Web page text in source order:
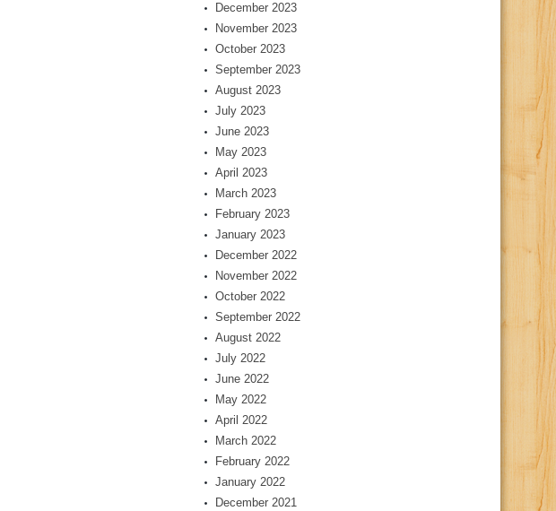
December 2023
November 2023
October 2023
September 2023
August 2023
July 2023
June 2023
May 2023
April 2023
March 2023
February 2023
January 2023
December 2022
November 2022
October 2022
September 2022
August 2022
July 2022
June 2022
May 2022
April 2022
March 2022
February 2022
January 2022
December 2021